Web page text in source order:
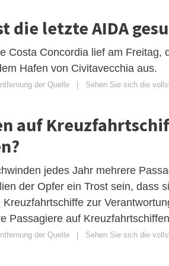
die letzte AIDA
Costa Concordia lief am
Hafen von Civitavecchia aus.
der Quelle | Sehen Sie sich die
auf
jedes Jahr mehrere
der Opfer ein Trost sein, dass
Kreuzfahrtschiffe zur
Passagiere auf
der Quelle | Sehen Sie sich die